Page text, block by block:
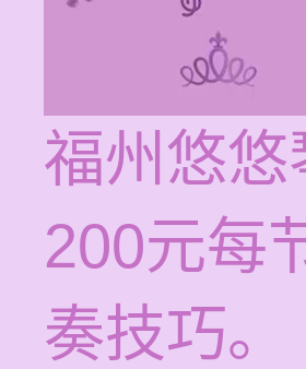
福州悠
200元每
奏技巧。